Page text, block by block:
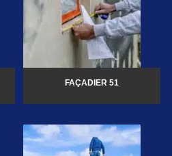
FAÇADIER 51